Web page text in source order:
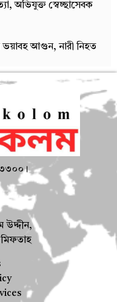
অভিযুক্ত স্বেচ্ছাসেবক
ভয়াবহ আগুন, নারী নিহত
৩৩০০।
উদ্দীন,
মিফতাহ